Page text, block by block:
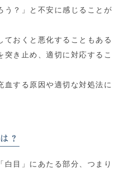
う？」と不安に感じることが
ておくと悪化することもある
突き止め、適切に対応するこ
血する原因や適切な対処法に
？
白目」にあたる部分、つまり